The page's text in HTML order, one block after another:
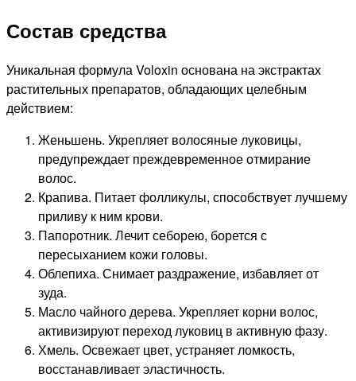
Состав средства
Уникальная формула Voloxin основана на экстрактах
растительных препаратов, обладающих целебным
действием:
Женьшень. Укрепляет волосяные луковицы,
предупреждает преждевременное отмирание
волос.
Крапива. Питает фолликулы, способствует лучшему
приливу к ним крови.
Папоротник. Лечит себорею, борется с
пересыханием кожи головы.
Облепиха. Снимает раздражение, избавляет от
зуда.
Масло чайного дерева. Укрепляет корни волос,
активизируют переход луковиц в активную фазу.
Хмель. Освежает цвет, устраняет ломкость,
восстанавливает эластичность.